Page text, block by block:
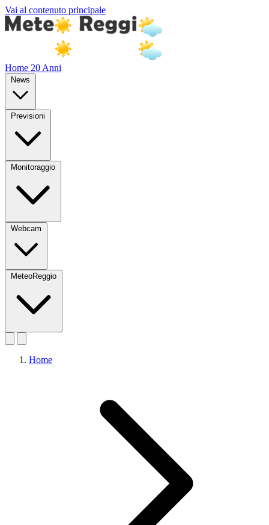
Vai al contenuto principale
Home 20 Anni
News
Previsioni
Monitoraggio
Webcam
MeteoReggio
Home